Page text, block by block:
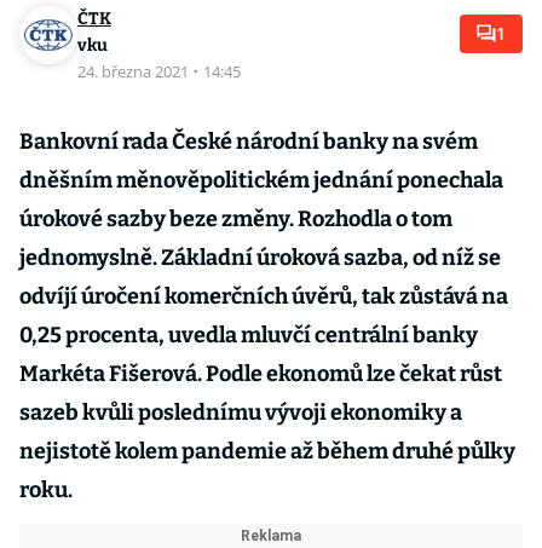
ČTK
vku
24. března 2021 · 14:45
1
Bankovní rada České národní banky na svém
dněšním měnověpolitickém jednání ponechala
úrokové sazby beze změny. Rozhodla o tom
jednomyslně. Základní úroková sazba, od níž se
odvíjí úročení komerčních úvěrů, tak zůstává na
0,25 procenta, uvedla mluvčí centrální banky
Markéta Fišerová. Podle ekonomů lze čekat růst
sazeb kvůli poslednímu vývoji ekonomiky a
nejistotě kolem pandemie až během druhé půlky
roku.